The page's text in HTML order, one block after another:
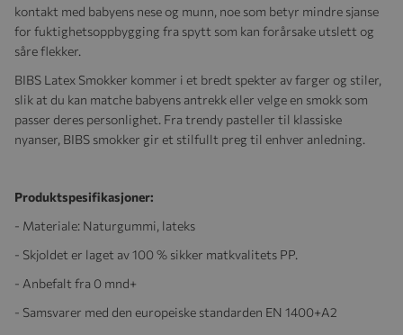
kontakt med babyens nese og munn, noe som betyr mindre sjanse
for fuktighetsoppbygging fra spytt som kan forårsake utslett og
såre flekker.
BIBS Latex Smokker kommer i et bredt spekter av farger og stiler,
slik at du kan matche babyens antrekk eller velge en smokk som
passer deres personlighet. Fra trendy pasteller til klassiske
nyanser, BIBS smokker gir et stilfullt preg til enhver anledning.
Produktspesifikasjoner:
- Materiale: Naturgummi, lateks
- Skjoldet er laget av 100 % sikker matkvalitets PP.
- Anbefalt fra 0 mnd+
- Samsvarer med den europeiske standarden EN 1400+A2